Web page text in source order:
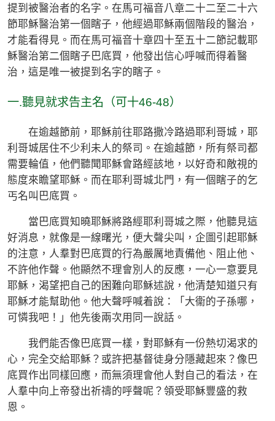
提到被醫治者的名字。在馬可福音八章二十二至二十六
節耶穌醫治第一個瞎子，他經過耶穌兩個階段的醫治，
才能看得見。而在馬可福音十章四十至五十二節記載耶
穌醫治第二個瞎子巴底買，他發出信心呼喊而得着醫
治，這是唯一被提到名字的瞎子。
一.聽見就求告主名（可十46-48）
在逾越節前，耶穌前往耶路撒冷路過耶利哥城，耶
利哥城居住不少利未人的祭司。在逾越節，所有祭司都
需要輪值，他們聽聞耶穌會路經該地，以好奇和敵視的
態度來瞻望耶穌。而在耶利哥城北門，有一個瞎子的乞
丐名叫巴底買。
當巴底買知曉耶穌將路經耶利哥城之際，他聽見這
好消息，就像是一線曙光，便大聲尖叫，企圖引起耶穌
的注意，人羣對巴底買的行為嚴厲地責備他、阻止他、
不許他作聲。他顯然不理會別人的反應，一心一意要見
耶穌，渴望把自己的困難向耶穌述說，他清楚知道只有
耶穌才能幫助他。他大聲呼喊着說：「大衞的子孫哪，
可憐我吧！」他先後兩次用同一說話。
我們能否像巴底買一樣，對耶穌有一份熱切渴求的
心，完全交給耶穌？或許把基督徒身分隱藏起來？像巴
底買作出同樣回應，而無須理會他人對自己的看法，在
人羣中向上帝發出祈禱的呼聲呢？領受耶穌豐盛的救
恩。